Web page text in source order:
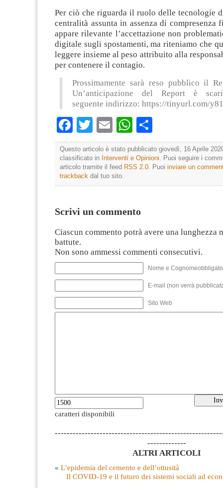
Per ciò che riguarda il ruolo delle tecnologie
centralità assunta in assenza di compresenza
appare rilevante l’accettazione non
digitale sugli spostamenti, ma riteniamo che
leggere insieme al peso attribuito alla
per contenere il contagio.
Prossimamente sarà reso pubblico il
Un’anticipazione del Report è
seguente indirizzo: https://tinyurl.com/
Facebook
TwitterEmailWhatsApp
Questo articolo è stato pubblicato giovedì, 16 Aprile
classificato in Interventi e Opinioni. Puoi seguire i
articolo tramite il feed RSS 2.0. Puoi inviare un
trackback dal tuo sito.
Scrivi un commento
Ciascun commento potrà avere una lunghezza
battute.
Non sono ammessi commenti consecutivi.
Nome e
E-mail (non verrà
Sito Web
caratteri disponibili
-------------
ALTRI ARTICOLI
« L’epidemia del cemento e dell’ottusità
Il COVID-19 e il futuro dei sistemi sociali ad